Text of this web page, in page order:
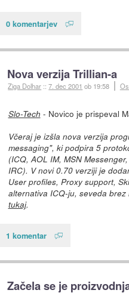
0 komentarjev
Nova verzija Trillian-a
Ziga Dolhar ::7. dec 2001 ob 19:58
Slo-Tech - Novico je prispeval
Včeraj je izšla nova verzija
messaging", ki podpira 5
(ICQ, AOL IM, MSN
IRC). V novi 0.70 verziji je
User profiles, Proxy support,
alternativa ICQ-ju, seveda
tukaj.
1 komentar
Začela se je